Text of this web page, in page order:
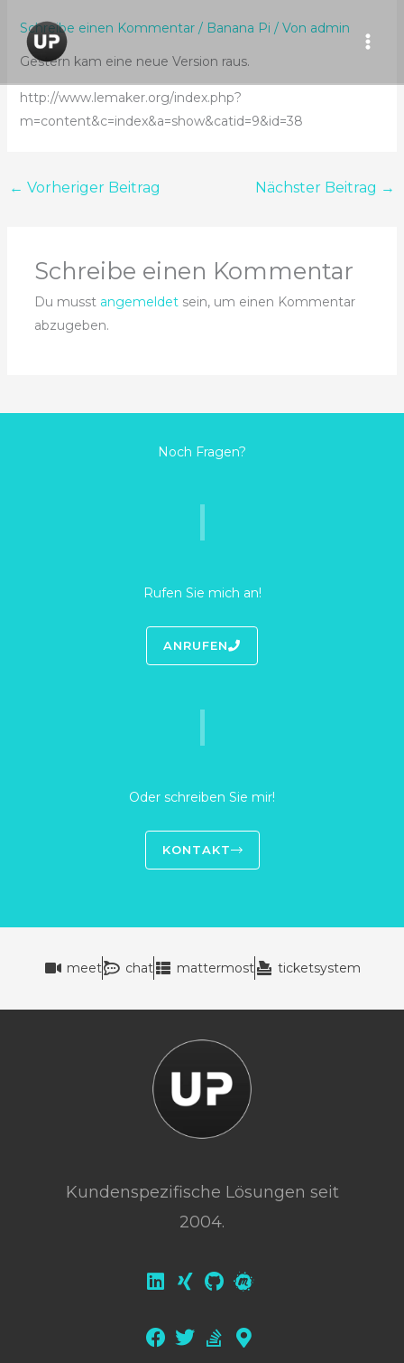
Inhalt
springen
Schreibe einen Kommentar / Banana Pi / Von admin
Gestern kam eine neue Version raus.
http://www.lemaker.org/index.php?
m=content&c=index&a=show&catid=9&id=38
← Vorheriger Beitrag Nächster Beitrag →
Schreibe einen Kommentar
Du musst angemeldetsein, um einen Kommentar
abzugeben.
Noch Fragen?
Rufen Sie mich an!
ANRUFEN
Oder schreiben Sie mir!
KONTAKT
meet chat mattermost ticketsystem
Kundenspezifische Lösungen seit
2004.